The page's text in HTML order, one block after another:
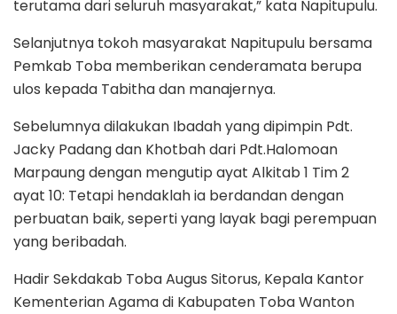
terutama dari seluruh masyarakat,” kata Napitupulu.
Selanjutnya tokoh masyarakat Napitupulu bersama
Pemkab Toba memberikan cenderamata berupa
ulos kepada Tabitha dan manajernya.
Sebelumnya dilakukan Ibadah yang dipimpin Pdt.
Jacky Padang dan Khotbah dari Pdt.Halomoan
Marpaung dengan mengutip ayat Alkitab 1 Tim 2
ayat 10: Tetapi hendaklah ia berdandan dengan
perbuatan baik, seperti yang layak bagi perempuan
yang beribadah.
Hadir Sekdakab Toba Augus Sitorus, Kepala Kantor
Kementerian Agama di Kabupaten Toba Wanton